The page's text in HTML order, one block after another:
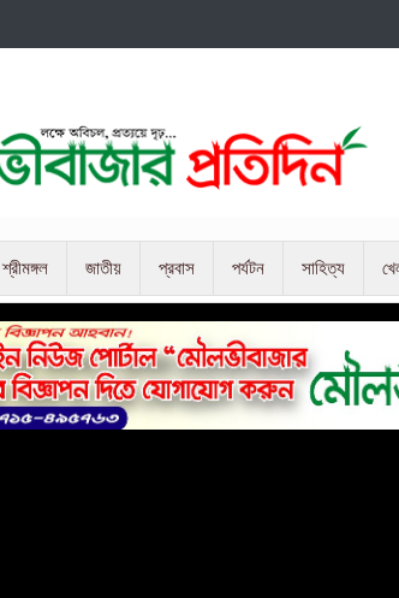
শ্রীমঙ্গল জাতীয় প্রবাস পর্যটন সাহিত্য